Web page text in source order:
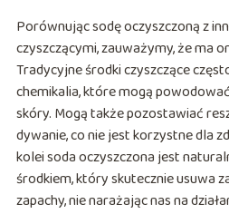
Porównując sodę oczyszczoną z
czyszczącymi, zauważymy, że ma
Tradycyjne środki czyszczące
chemikalia, które mogą
skóry. Mogą także pozostawiać
dywanie, co nie jest korzystne dla
kolei soda oczyszczona jest
środkiem, który skutecznie usuwa
zapachy, nie narażając nas na